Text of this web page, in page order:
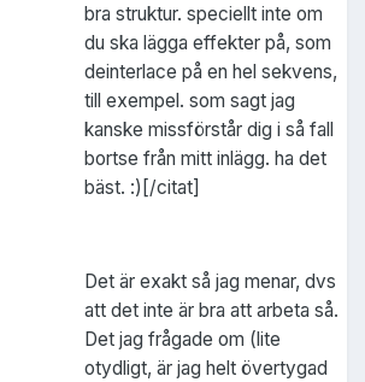
bra struktur. speciellt inte om
du ska lägga effekter på, som
deinterlace på en hel sekvens,
till exempel. som sagt jag
kanske missförstår dig i så fall
bortse från mitt inlägg. ha det
bäst. :)[/citat]
Det är exakt så jag menar, dvs
att det inte är bra att arbeta så.
Det jag frågade om (lite
otydligt, är jag helt övertygad